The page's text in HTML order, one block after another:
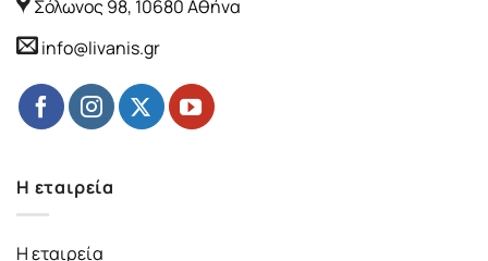
Σόλωνος 98, 10680 Αθήνα
info@livanis.gr
Η εταιρεία
Η εταιρεία